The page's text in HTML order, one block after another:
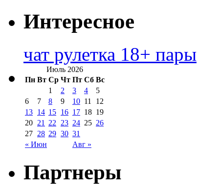
Интересное
чат рулетка 18+ пары
Июль 2026
Пн Вт Ср Чт Пт Сб Вс
« Июн Авг »
1 2 3 4
5
6
7 8 9 10 11
12
13 14 15 16 17 18 19
20 21 22 23 24 25 26
27 28 29 30 31
Партнеры